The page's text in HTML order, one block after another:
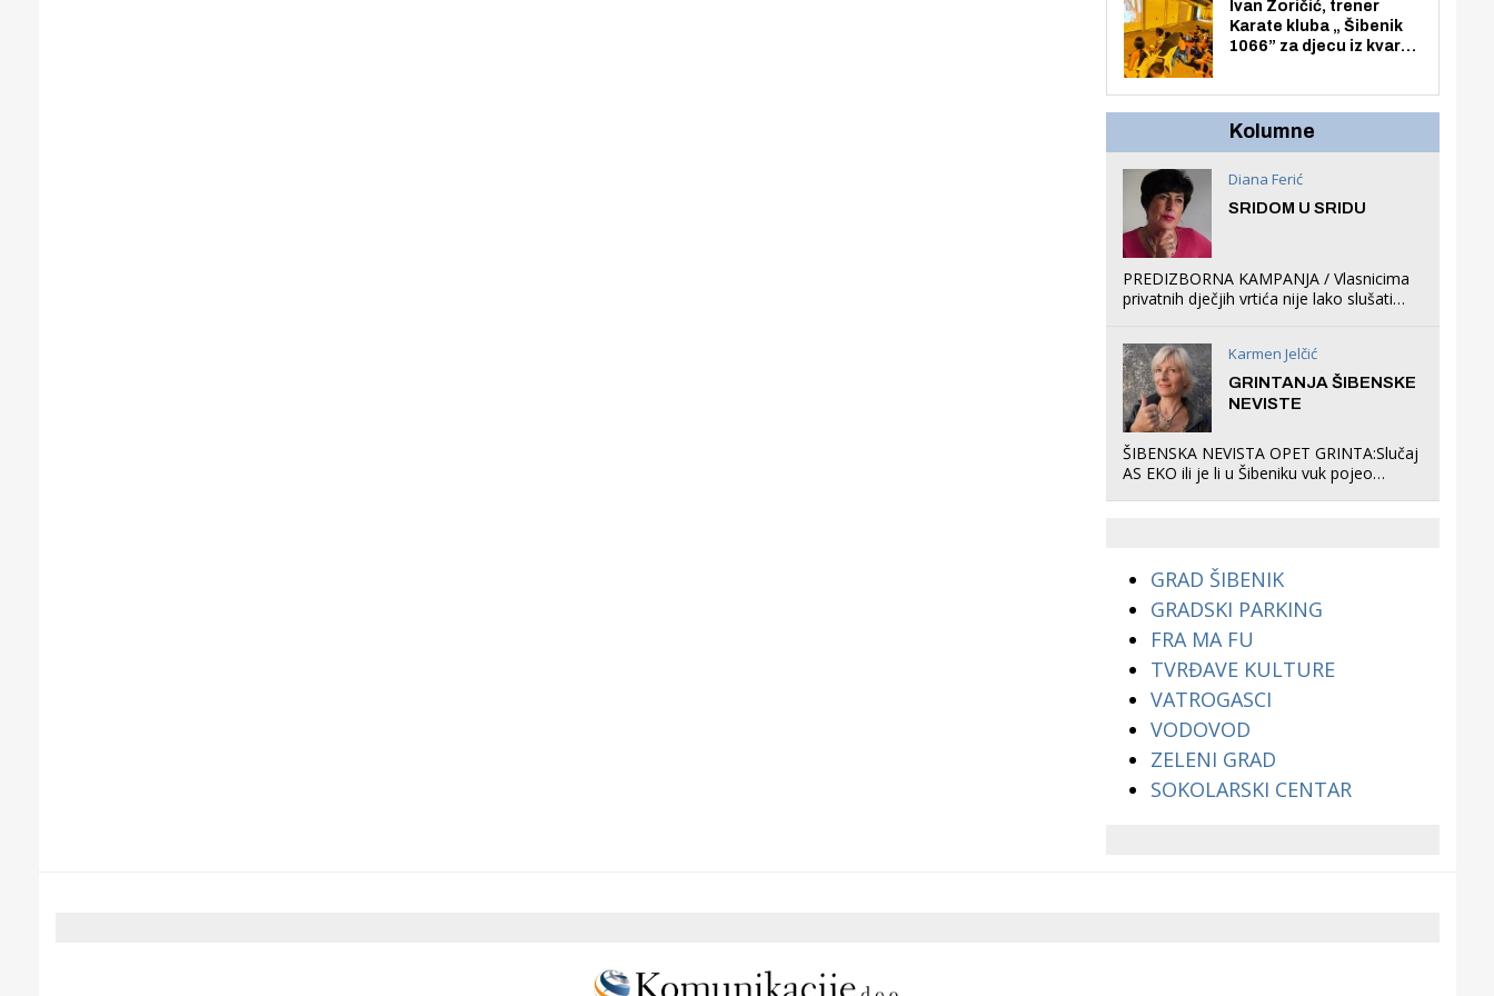
Ivan Zoričić, trener
Karate kluba „ Šibenik
1066” za djecu iz kvarta
organizirao dječje
Kolumne
Diana Ferić
SRIDOM U SRIDU
PREDIZBORNA KAMPANJA / Vlasnicima
privatnih dječjih vrtića nije lako slušati
što oni rade u Šibeniku ne postoji
Karmen Jelčić
GRINTANJA ŠIBENSKE
NEVISTE
ŠIBENSKA NEVISTA OPET GRINTA:Slučaj
AS EKO ili je li u Šibeniku vuk pojeo
GRAD ŠIBENIK
GRADSKI PARKING
FRA MA FU
TVRĐAVE KULTURE
VATROGASCI
VODOVOD
ZELENI GRAD
SOKOLARSKI CENTAR